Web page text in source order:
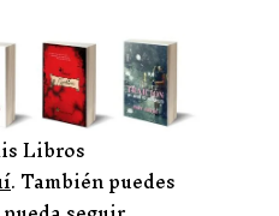
Libros
. También puedes